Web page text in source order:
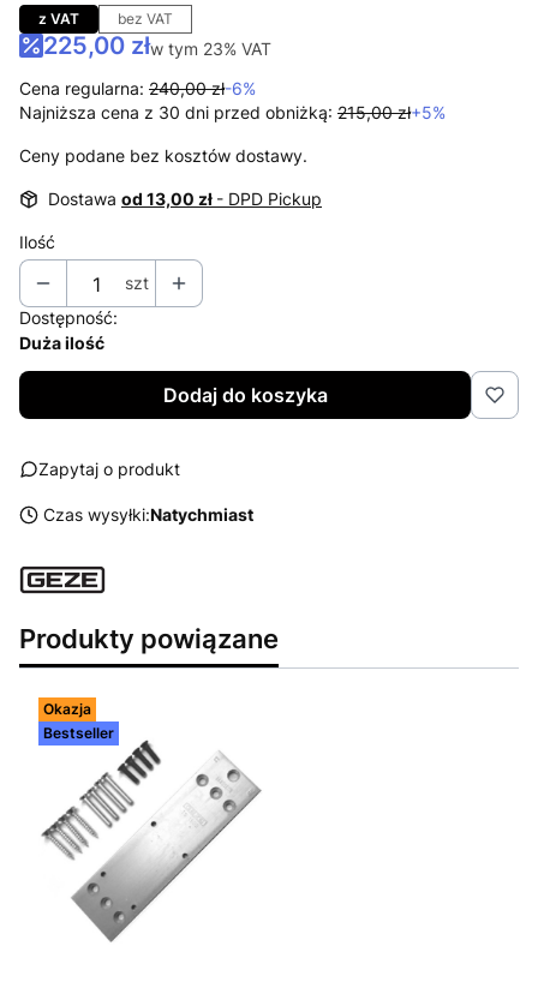
z VAT bez VAT
225,00 złw tym 23% VAT
w tym 23% VAT
Cena regularna: 240,00 zł-6%
Najniższa cena z 30 dni przed obniżką: 215,00 zł+5%
Ceny podane bez kosztów dostawy.
Dostawa od 13,00 zł - DPD Pickup
Ilość
szt
Dostępność:
Duża ilość
Dodaj do koszyka
Zapytaj o produkt
Czas wysyłki:Natychmiast
Produkty powiązane
Okazja
Bestseller